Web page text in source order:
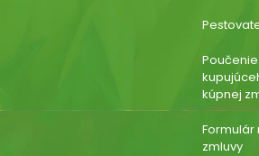
kúpnej
Formulár
zmluvy